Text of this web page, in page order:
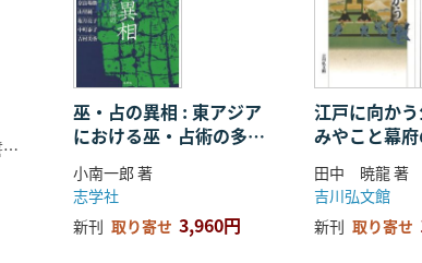
川崎剛志・時枝務 徳永誓子・長谷川賢二 編
巫・占の異相 : 東アジア
における巫・占術の多角
的研究
小南一郎 著
志学社
新刊 取り寄せ 3,960円
江戸に向か
みやこと幕
田中 暁龍 著
吉川弘文館
新刊 取り寄せ